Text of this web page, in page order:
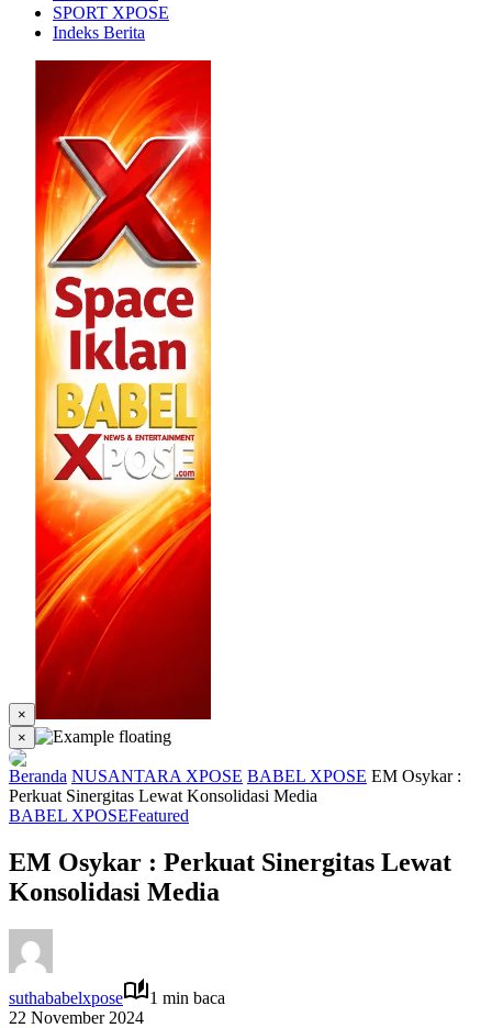
SPORT XPOSE
Indeks Berita
×
×
Beranda NUSANTARA XPOSE BABEL XPOSE EM Osykar :
Perkuat Sinergitas Lewat Konsolidasi Media
BABEL XPOSEFeatured
EM Osykar : Perkuat Sinergitas Lewat
Konsolidasi Media
suthababelxpose
1 min baca
22 November 2024